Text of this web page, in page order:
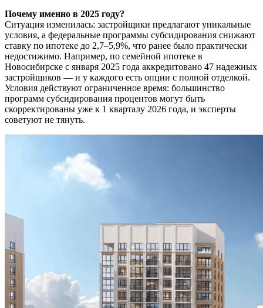
Почему именно в 2025 году?
Ситуация изменилась: застройщики предлагают уникальные
условия, а федеральные программы субсидирования снижают
ставку по ипотеке до 2,7–5,9%, что ранее было практически
недостижимо. Например, по семейной ипотеке в
Новосибирске с января 2025 года аккредитовано 47 надежных
застройщиков — и у каждого есть опции с полной отделкой.
Условия действуют ограниченное время: большинство
программ субсидирования процентов могут быть
скорректированы уже к 1 кварталу 2026 года, и эксперты
советуют не тянуть.